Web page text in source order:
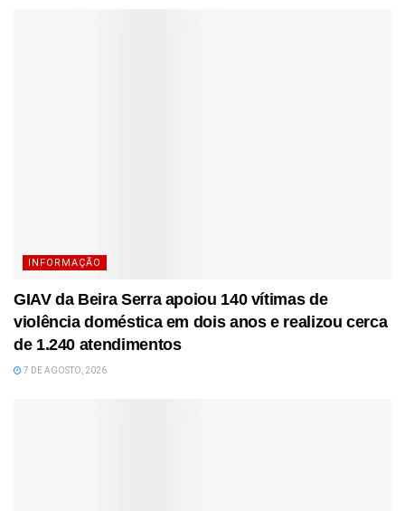
INFORMAÇÃO
GIAV da Beira Serra apoiou 140 vítimas de
violência doméstica em dois anos e realizou cerca
de 1.240 atendimentos
7 DE AGOSTO, 2026